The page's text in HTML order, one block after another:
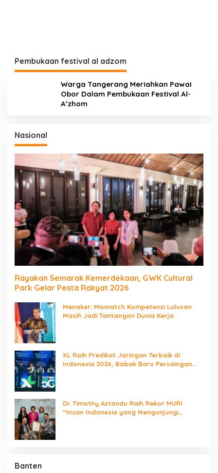
Pembukaan festival al adzom
Warga Tangerang Meriahkan Pawai
Obor Dalam Pembukaan Festival Al-
A’zhom
Nasional
Rayakan Semarak Kemerdekaan, GWK Cultural
Park Gelar Pesta Rakyat 2026
Menaker: Mismatch Kompetensi Lulusan
Masih Jadi Tantangan Dunia Kerja
XL Raih Predikat Jaringan Terbaik di
Indonesia 2026, Babak Baru Persaingan
Dr. Timothy Astandu Raih Rekor MURI
“Insan Indonesia yang Mengunjungi
Banten